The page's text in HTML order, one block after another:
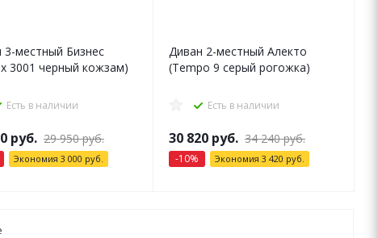
3-местный Бизнес
3001 черный кожзам)
Есть в наличии
руб. 29 950руб.
Экономия 3 000 руб.
Диван 2-местный Алекто
(Tempo 9 серый рогожка)
Есть в наличии
30 820 руб. 34 240руб.
-10% Экономия 3 420 руб.